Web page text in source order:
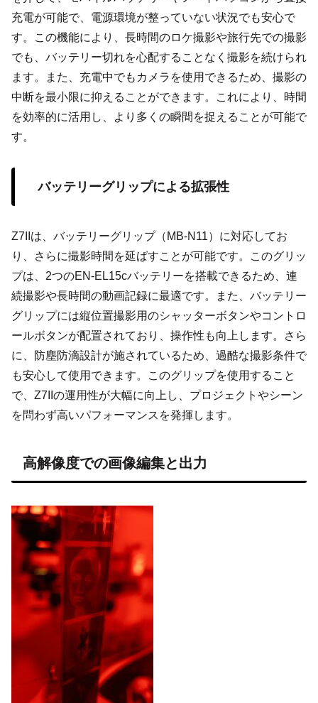
充電が可能で、電源環境が整っていない状況でも安心で
す。この機能により、長時間のロケ撮影や旅行先での撮影
でも、バッテリー切れを心配することなく撮影を続けられ
ます。また、充電中でもカメラを使用できるため、撮影の
中断を最小限に抑えることができます。これにより、時間
を効率的に活用し、より多くの瞬間を捉えることが可能で
す。
バッテリーグリップによる拡張性
Z7IIは、バッテリーグリップ（MB-N11）に対応してお
り、さらに撮影時間を延ばすことが可能です。このグリッ
プは、2つのEN-EL15cバッテリーを搭載できるため、連
続撮影や長時間の動画記録に最適です。また、バッテリー
グリップには縦位置撮影用のシャッターボタンやコントロ
ールボタンが配置されており、操作性も向上します。さら
に、防塵防滴設計が施されているため、過酷な撮影条件で
も安心して使用できます。このグリップを使用すること
で、Z7IIの運用性が大幅に向上し、プロジェクトやシーン
を問わず高いパフォーマンスを発揮します。
高解像度での画像編集と出力